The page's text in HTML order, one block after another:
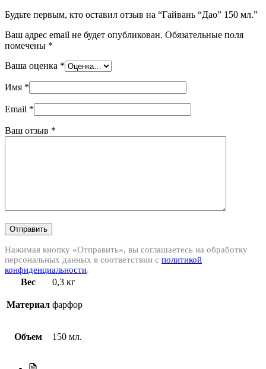
Будьте первым, кто оставил отзыв на “Гайвань “Дао” 150 мл.”
Ваш адрес email не будет опубликован. Обязательные поля
помечены *
Ваша оценка *
Имя *
Email *
Ваш отзыв *
Отправить
Нажимая кнопку «Отправить», вы соглашаетесь на обработку
персональных данных в соответствии с политикой
конфиденциальности.
Вес 0,3 кг
Материал фарфор
Объем 150 мл.